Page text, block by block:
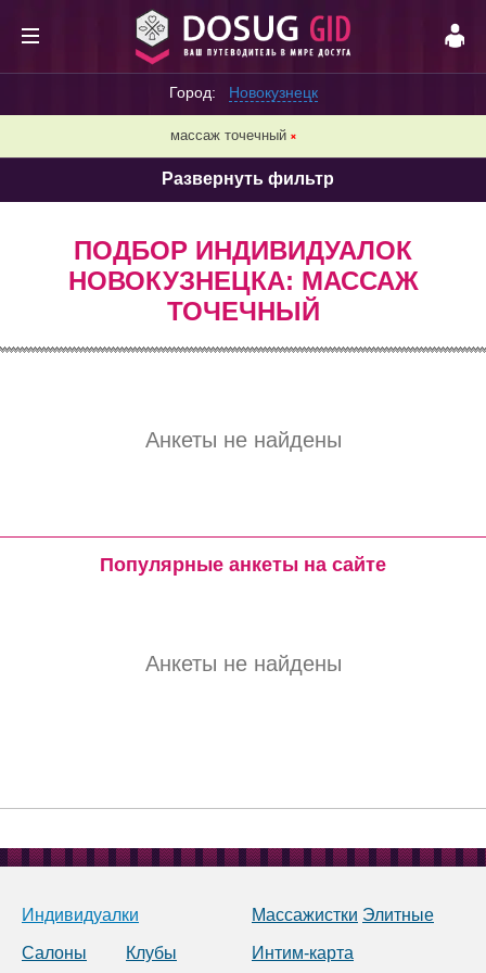
Город: Новокузнецк
массаж точечный ❌
Развернуть фильтр
ПОДБОР ИНДИВИДУАЛОК
НОВОКУЗНЕЦКА: МАССАЖ
ТОЧЕЧНЫЙ
Анкеты не найдены
Популярные анкеты на сайте
Анкеты не найдены
Индивидуалки
Салоны Клубы
Массажистки Элитные
Интим-карта